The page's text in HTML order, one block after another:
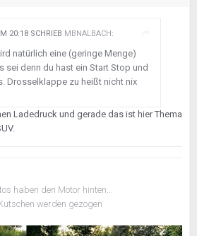
20:18 SCHRIEB MBNALBACH :
natürlich eine (geringe Menge)
sei denn du hast ein Start Stop und
Drosselklappe zu heißt nicht nix
Ladedruck und gerade das ist hier Thema
haben den Motor hinten...
werden gezogen